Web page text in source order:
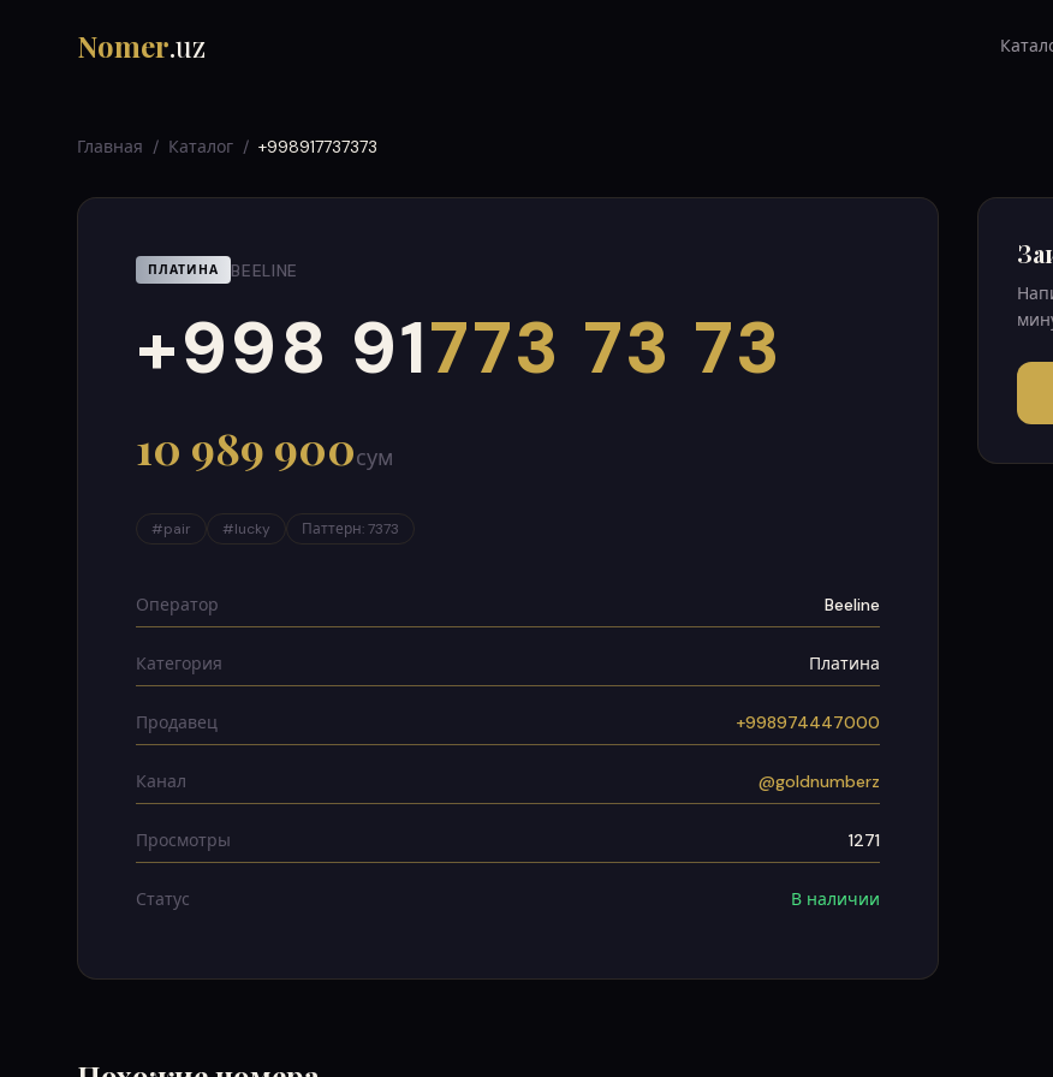
Nomer.uz
Главная / Каталог / +998917737373
ПЛАТИНА BEELINE
+998 91773 73 73
000
999
10 989 900сум
#pair #lucky Паттерн:7373
Оператор Beeline
Категория Платина
Продавец +998974447000
Канал @goldnumberz
Просмотры 1271
Статус В наличии